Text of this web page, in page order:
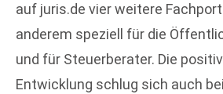
auf juris.de vier weitere
anderem speziell für die
und für Steuerberater. Die
Entwicklung schlug sich auch